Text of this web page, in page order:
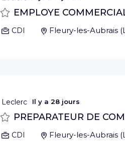
Sauvegarder
EMPLOYE
CDI Fleury-les-Aubrais(
Leclerc Il y a 28 jours
Sauvegarder
PREPARATEUR DE
CDI Fleury-les-Aubrais(